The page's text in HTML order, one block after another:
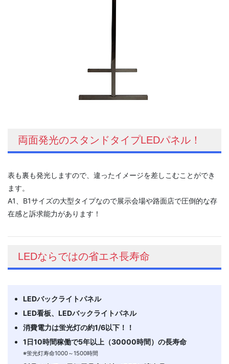
両面発光のスタンドタイプLEDパネル！
表も裏も発光しますので、違ったイメージを差しこむことができ
ます。
A1、B1サイズの大型タイプなので展示会場や路面店で圧倒的な存
在感と訴求能力があります！
LEDならではの省エネ長寿命
LEDバックライトパネル
LED看板、LEDバックライトパネル
消費電力は蛍光灯の約1/6以下！！
1日10時間稼働で5年以上（30000時間）の長寿命
※蛍光灯寿命1000～1500時間